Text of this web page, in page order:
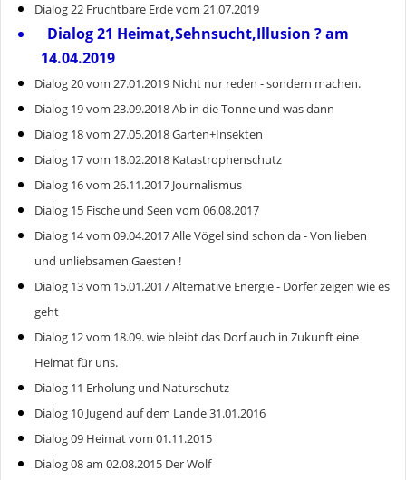
Dialog 22 Fruchtbare Erde vom 21.07.2019
Dialog 21 Heimat,Sehnsucht,Illusion ? am
14.04.2019
Dialog 20 vom 27.01.2019 Nicht nur reden - sondern machen.
Dialog 19 vom 23.09.2018 Ab in die Tonne und was dann
Dialog 18 vom 27.05.2018 Garten+Insekten
Dialog 17 vom 18.02.2018 Katastrophenschutz
Dialog 16 vom 26.11.2017 Journalismus
Dialog 15 Fische und Seen vom 06.08.2017
Dialog 14 vom 09.04.2017 Alle Vögel sind schon da - Von lieben
und unliebsamen Gaesten !
Dialog 13 vom 15.01.2017 Alternative Energie - Dörfer zeigen wie es
geht
Dialog 12 vom 18.09. wie bleibt das Dorf auch in Zukunft eine
Heimat für uns.
Dialog 11 Erholung und Naturschutz
Dialog 10 Jugend auf dem Lande 31.01.2016
Dialog 09 Heimat vom 01.11.2015
Dialog 08 am 02.08.2015 Der Wolf